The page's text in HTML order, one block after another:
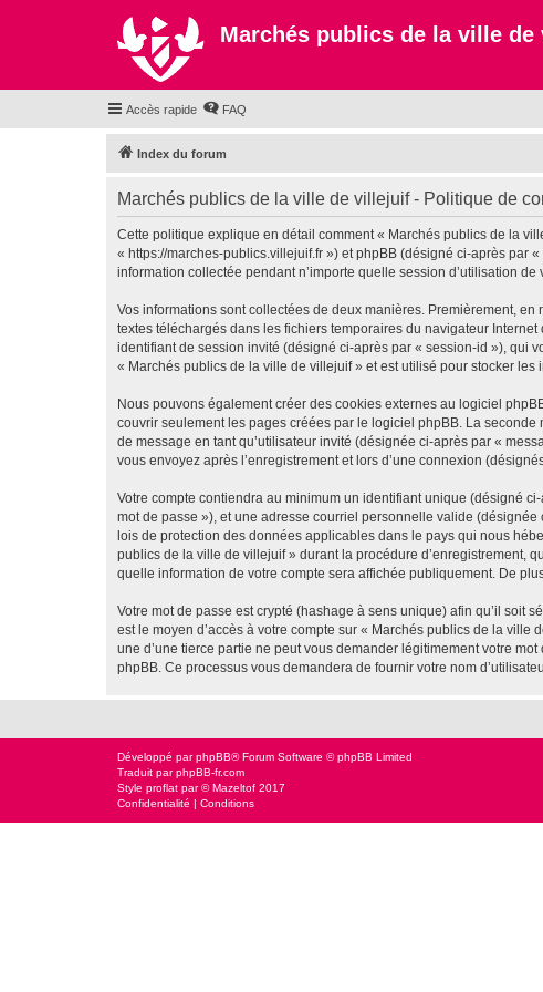
Marchés publics de la ville
Accès rapide FAQ
Index du forum
Marchés publics de la ville de villejuif - Politique de
Cette politique explique en détail comment « Marchés publics de la
« https://marches-publics.villejuif.fr ») et phpBB (désigné ci-après par
information collectée pendant n’importe quelle session d’utilisation
Vos informations sont collectées de deux manières. Premièrement,
textes téléchargés dans les fichiers temporaires du navigateur
identifiant de session invité (désigné ci-après par « session-id »), qui
« Marchés publics de la ville de villejuif » et est utilisé pour stocker
Nous pouvons également créer des cookies externes au logiciel
couvrir seulement les pages créées par le logiciel phpBB. La
de message en tant qu’utilisateur invité (désignée ci-après par «
vous envoyez après l’enregistrement et lors d’une connexion
Votre compte contiendra au minimum un identifiant unique (désigné
mot de passe »), et une adresse courriel personnelle valide
lois de protection des données applicables dans le pays qui nous
publics de la ville de villejuif » durant la procédure d’enregistrement,
quelle information de votre compte sera affichée publiquement. De
Votre mot de passe est crypté (hashage à sens unique) afin qu’il soit
est le moyen d’accès à votre compte sur « Marchés publics de la
une d’une tierce partie ne peut vous demander légitimement votre
phpBB. Ce processus vous demandera de fournir votre nom
Développé parphpBB® Forum Software © phpBB Limited
Traduit parphpBB-fr.com
Style proflat par ©Mazeltof 2017
Confidentialité | Conditions